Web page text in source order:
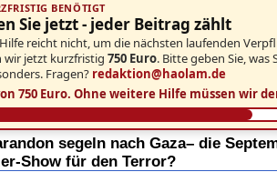
BENÖTIGT
Sie jetzt - jeder Beitrag zählt
reicht nicht, um die nächsten laufenden
wir jetzt kurzfristig 750 Euro. Bitte geben Sie, was
Fragen? redaktion@haolam.de
750 Euro. Ohne weitere Hilfe müssen wir
segeln nach Gaza– die
Show für den Terror?